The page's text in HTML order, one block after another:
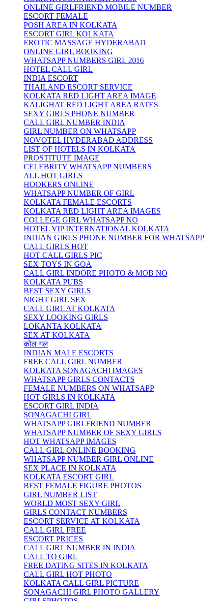
ONLINE GIRLFRIEND MOBILE NUMBER
ESCORT FEMALE
POSH AREA IN KOLKATA
ESCORT GIRL KOLKATA
EROTIC MASSAGE HYDERABAD
ONLINE GIRL BOOKING
WHATSAPP NUMBERS GIRL 2016
HOTEL CALL GIRL
INDIA ESCORT
THAILAND ESCORT SERVICE
KOLKATA RED LIGHT AREA IMAGE
KALIGHAT RED LIGHT AREA RATES
SEXY GIRLS PHONE NUMBER
CALL GIRL NUMBER INDIA
GIRL NUMBER ON WHATSAPP
NOVOTEL HYDERABAD ADDRESS
LIST OF HOTELS IN KOLKATA
PROSTITUTE IMAGE
CELEBRITY WHATSAPP NUMBERS
ALL HOT GIRLS
HOOKERS ONLINE
WHATSAPP NUMBER OF GIRL
KOLKATA FEMALE ESCORTS
KOLKATA RED LIGHT AREA IMAGES
COLLEGE GIRL WHATSAPP NO
HOTEL VIP INTERNATIONAL KOLKATA
INDIAN GIRLS PHONE NUMBER FOR WHATSAPP
CALL GIRLS HOT
HOT CALL GIRLS PIC
SEX TOYS IN GOA
CALL GIRL INDORE PHOTO & MOB NO
KOLKATA PUBS
BEST SEXY GIRLS
NIGHT GIRL SEX
CALL GIRL AT KOLKATA
SEXY LOOKING GIRLS
LOKANTA KOLKATA
SEX AT KOLKATA
कोल गल
INDIAN MALE ESCORTS
FREE CALL GIRL NUMBER
KOLKATA SONAGACHI IMAGES
WHATSAPP GIRLS CONTACTS
FEMALE NUMBERS ON WHATSAPP
HOT GIRLS IN KOLKATA
ESCORT GIRL INDIA
SONAGACHI GIRL
WHATSAPP GIRLFRIEND NUMBER
WHATSAPP NUMBER OF SEXY GIRLS
HOT WHATSAPP IMAGES
CALL GIRL ONLINE BOOKING
WHATSAPP NUMBER GIRL ONLINE
SEX PLACE IN KOLKATA
KOLKATA ESCORT GIRL
BEST FEMALE FIGURE PHOTOS
GIRL NUMBER LIST
WORLD MOST SEXY GIRL
GIRLS CONTACT NUMBERS
ESCORT SERVICE AT KOLKATA
CALL GIRL FREE
ESCORT PRICES
CALL GIRL NUMBER IN INDIA
CALL TO GIRL
FREE DATING SITES IN KOLKATA
CALL GIRL HOT PHOTO
KOLKATA CALL GIRL PICTURE
SONAGACHI GIRL PHOTO GALLERY